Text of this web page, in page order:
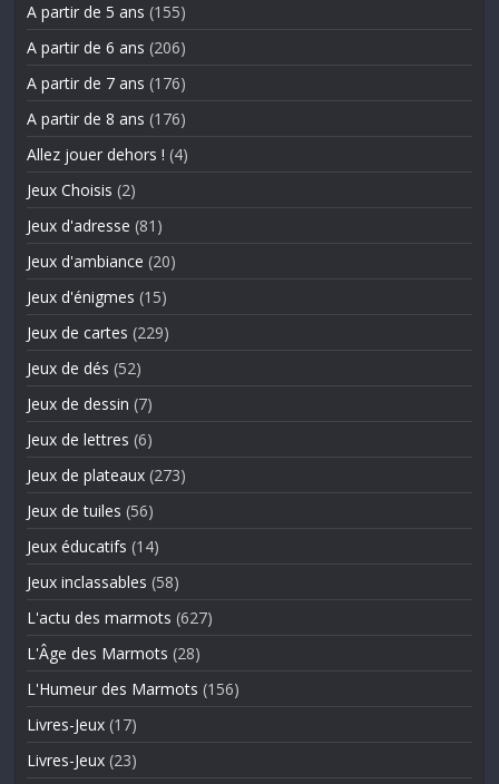
A partir de 5 ans (155)
A partir de 6 ans (206)
A partir de 7 ans (176)
A partir de 8 ans (176)
Allez jouer dehors ! (4)
Jeux Choisis (2)
Jeux d'adresse (81)
Jeux d'ambiance (20)
Jeux d'énigmes (15)
Jeux de cartes (229)
Jeux de dés (52)
Jeux de dessin (7)
Jeux de lettres (6)
Jeux de plateaux (273)
Jeux de tuiles (56)
Jeux éducatifs (14)
Jeux inclassables (58)
L'actu des marmots (627)
L'Âge des Marmots (28)
L'Humeur des Marmots (156)
Livres-Jeux (17)
Livres-Jeux (23)